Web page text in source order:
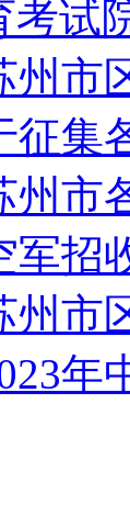
考试
州
征
州
军
州